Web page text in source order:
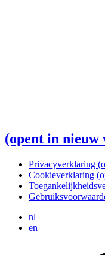
(opent in nieuw
Privacyverklaring
Cookieverklaring
nl
en